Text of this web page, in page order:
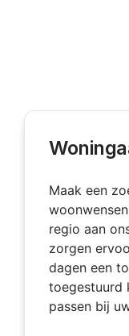
Maak een
regio aan
zorgen
dagen een
toegestuurd
passen bij